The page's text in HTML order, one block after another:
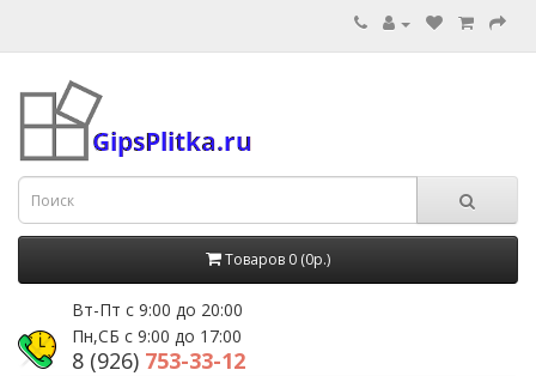
Товаров 0 (0р.)
Вт-Пт с 9:00 до 20:00
Пн,СБ с 9:00 до 17:00
8 (926) 753-33-12